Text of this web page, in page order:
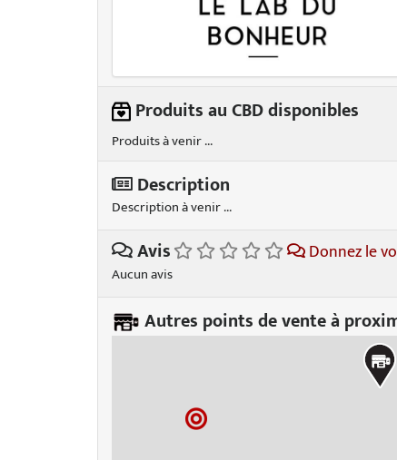
Produits au CBD disponibles
Produits à venir ...
Description
Description à venir ...
Avis Donnez le
Aucun avis
Autres points de vente à